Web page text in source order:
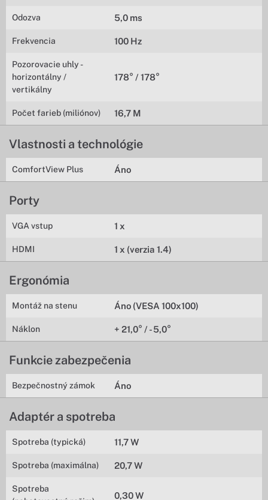
Odozva 5,0 ms
Frekvencia 100 Hz
Pozorovacie uhly -
horizontálny /
vertikálny
178° / 178°
Počet farieb (miliónov) 16,7 M
Vlastnosti a technológie
ComfortView Plus Áno
Porty
VGA vstup 1 x
HDMI 1 x (verzia 1.4)
Ergonómia
Montáž na stenu Áno (VESA 100x100)
Náklon + 21,0° / - 5,0°
Funkcie zabezpečenia
Bezpečnostný zámok Áno
Adaptér a spotreba
Spotreba (typická) 11,7 W
Spotreba (maximálna) 20,7 W
Spotreba
0,30 W